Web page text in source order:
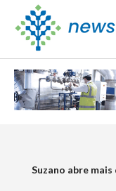
Suzano abre